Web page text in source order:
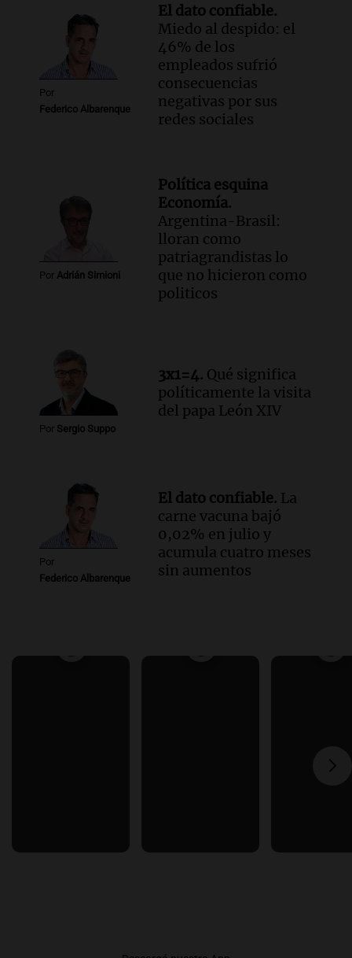
Por
Federico Albarenque
El dato confiable.
Miedo al despido: el
46% de los
empleados sufrió
consecuencias
negativas por sus
redes sociales
Por Adrián Simioni
Política esquina
Economía.
Argentina-Brasil:
lloran como
patriagrandistas lo
que no hicieron como
politicos
Por Sergio Suppo
3x1=4. Qué significa
políticamente la visita
del papa León XIV
Por
Federico Albarenque
El dato confiable. La
carne vacuna bajó
0,02% en julio y
acumula cuatro meses
sin aumentos